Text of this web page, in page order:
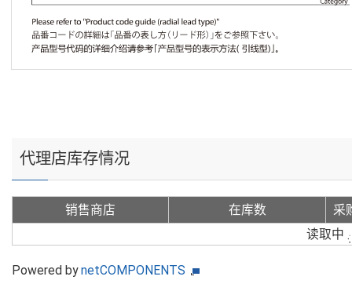
代理店库存情况
销售商店 在库数
采
读取中
Powered bynetCOMPONENTS